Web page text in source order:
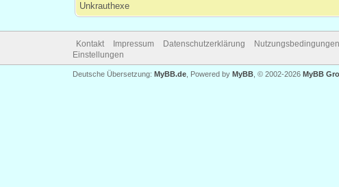
Unkrauthexe
Kontakt Impressum Datenschutzerklärung Nutzungsbedingungen
Einstellungen
Deutsche Übersetzung: MyBB.de, Powered by MyBB, © 2002-2026 MyBB